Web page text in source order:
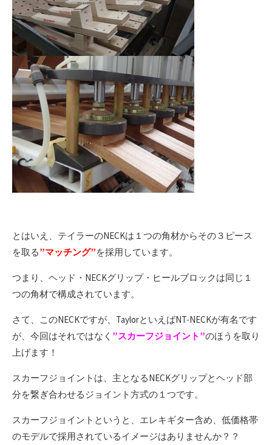
とはいえ、テイラーのNECKは１つの角材からその３ピース
を取る”マッチング”を採用しています。
つまり、ヘッド・NECKグリップ・ヒールブロックは同じ１
つの角材で構成されています。
さて、このNECKですが、TaylorといえばNT-NECKが有名です
が、今回はそれではなく ”スカーフジョイント”のほうを取り
上げます！
スカーフジョイントは、主となるNECKグリップとヘッド部
分を繋ぎ合わせるジョイント方式の１つです。
スカーフジョイントというと、エレキギター含め、低価格帯
のモデルで採用されているイメージはありませんか？？